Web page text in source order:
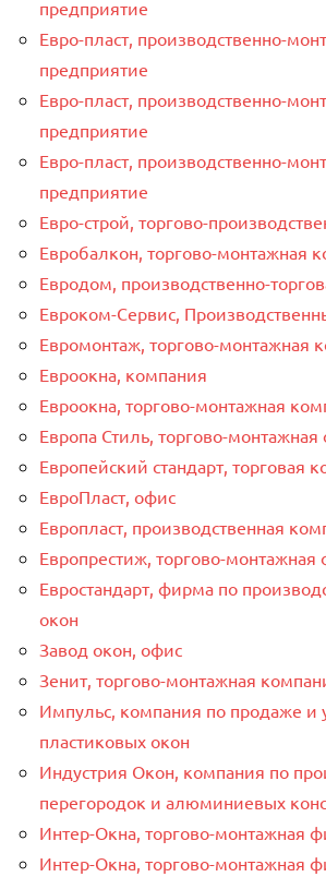
предприятие
Евро-пласт, производственно-
предприятие
Евро-пласт, производственно-
предприятие
Евро-пласт, производственно-
предприятие
Евро-строй, торгово-
Евробалкон, торгово-монтажная
Евродом, производственно-
Евроком-Сервис,
Евромонтаж, торгово-монтажная
Евроокна, компания
Евроокна, торгово-монтажная
Европа Стиль, торгово-
Европейский стандарт, торговая
ЕвроПласт, офис
Европласт, производственная
Европрестиж, торгово-
Евростандарт, фирма по
окон
Завод окон, офис
Зенит, торгово-монтажная
Импульс, компания по продаже и
пластиковых окон
Индустрия Окон, компания по
перегородок и алюминиевых
Интер-Окнa, торгово-монтажная
Интер-Окнa, торгово-монтажная